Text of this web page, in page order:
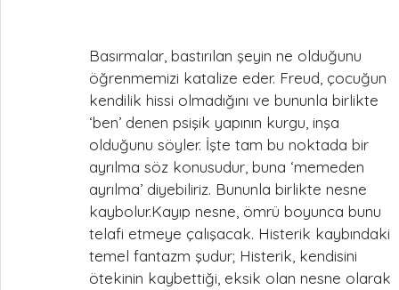
Basırmalar, bastırılan şeyin ne olduğunu
öğrenmemizi katalize eder. Freud, çocuğun
kendilik hissi olmadığını ve bununla birlikte
‘ben’ denen psişik yapının kurgu, inşa
olduğunu söyler. İşte tam bu noktada bir
ayrılma söz konusudur, buna ‘memeden
ayrılma’ diyebiliriz. Bununla birlikte nesne
kaybolur.Kayıp nesne, ömrü boyunca bunu
telafi etmeye çalışacak. Histerik kaybındaki
temel fantazm şudur; Histerik, kendisini
ötekinin kaybettiği, eksik olan nesne olarak